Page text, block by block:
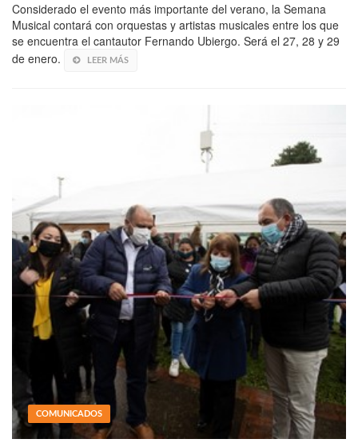
Considerado el evento más importante del verano, la Semana
Musical contará con orquestas y artistas musicales entre los que
se encuentra el cantautor Fernando Ubiergo. Será el 27, 28 y 29
de enero.
LEER MÁS
COMUNICADOS